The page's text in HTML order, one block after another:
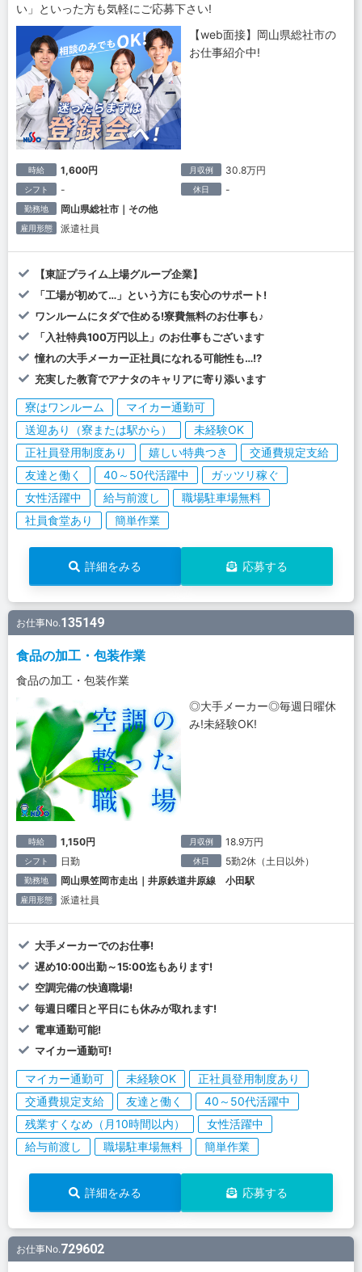
い」といった方も気軽にご応募下さい!
【web面接】岡山県総社市の
お仕事紹介中!
時給 1,600円 月収例 30.8万円
シフト - 休日 -
勤務地 岡山県総社市｜その他
雇用形態 派遣社員
【東証プライム上場グループ企業】
「工場が初めて…」という方にも安心のサポート!
ワンルームにタダで住める!寮費無料のお仕事も♪
「入社特典100万円以上」のお仕事もございます
憧れの大手メーカー正社員になれる可能性も…!?
充実した教育でアナタのキャリアに寄り添います
寮はワンルーム
マイカー通勤可
送迎あり（寮または駅から）
未経験OK
正社員登用制度あり
嬉しい特典つき
交通費規定支給
友達と働く
40～50代活躍中
ガッツリ稼ぐ
女性活躍中
給与前渡し
職場駐車場無料
社員食堂あり
簡単作業
詳細をみる 応募する
お仕事No.135149
食品の加工・包装作業
食品の加工・包装作業
◎大手メーカー◎毎週日曜休
み!未経験OK!
時給 1,150円 月収例 18.9万円
シフト 日勤 休日 5勤2休（土日以外）
勤務地 岡山県笠岡市走出｜井原鉄道井原線 小田駅
雇用形態 派遣社員
大手メーカーでのお仕事!
遅め10:00出勤～15:00迄もあります!
空調完備の快適職場!
毎週日曜日と平日にも休みが取れます!
電車通勤可能!
マイカー通勤可!
マイカー通勤可 未経験OK
正社員登用制度あり
交通費規定支給
友達と働く
40～50代活躍中
残業すくなめ（月10時間以内）
女性活躍中
給与前渡し
職場駐車場無料 簡単作業
詳細をみる 応募する
お仕事No.729602